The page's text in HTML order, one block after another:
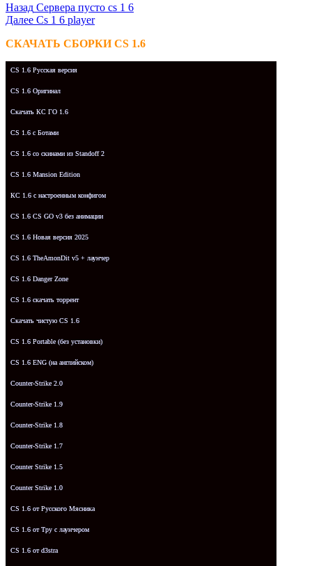
Назад Сервера пусто cs 1 6
Далее Cs 1 6 player
СКАЧАТЬ СБОРКИ CS 1.6
CS 1.6 Русская версия
CS 1.6 Оригинал
Скачать КС ГО 1.6
CS 1.6 с Ботами
CS 1.6 со скинами из Standoff 2
CS 1.6 Mansion Edition
КС 1.6 с настроенным конфигом
CS 1.6 CS GO v3 без анимации
CS 1.6 Новая версия 2025
CS 1.6 TheAmonDit v5 + лаунчер
CS 1.6 Danger Zone
CS 1.6 скачать торрент
Скачать чистую CS 1.6
CS 1.6 Portable (без установки)
CS 1.6 ENG (на английском)
Counter-Strike 2.0
Counter-Strike 1.9
Counter-Strike 1.8
Counter-Strike 1.7
Counter Strike 1.5
Counter Strike 1.0
CS 1.6 от Русского Мясника
CS 1.6 от Tpy с лаунчером
CS 1.6 от d3stra